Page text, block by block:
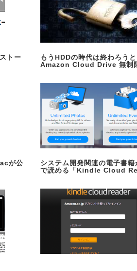
トー
もうHDDの時代は終わろう
Amazon Cloud Drive 無制
が公
システム開発関連の電子書
で読める「Kindle Cloud